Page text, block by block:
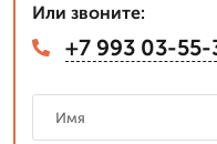
Или звоните:
+7 993 03-55-